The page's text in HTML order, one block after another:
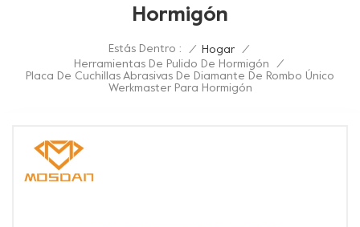
Hormigón
Estás Dentro : / Hogar
/
Herramientas De Pulido De Hormigón
/
Placa De Cuchillas Abrasivas De Diamante De Rombo Único
Werkmaster Para Hormigón